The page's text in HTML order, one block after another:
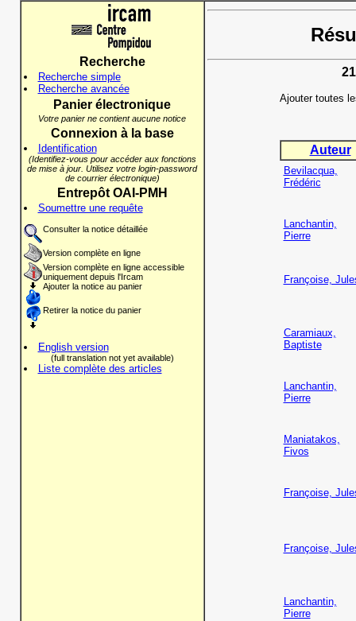
Recherche
Recherche simple
Recherche avancée
Panier électronique
Votre panier ne contient aucune notice
Connexion à la base
Identification
(Identifiez-vous pour accéder aux fonctions
de mise à jour. Utilisez votre login-password
de courrier électronique)
Entrepôt OAI-PMH
Soumettre une requête
Consulter la notice détaillée
Version complète en ligne
Version complète en ligne accessible
uniquement depuis l'Ircam
Ajouter la notice au panier
Retirer la notice du panier
English version
(full translation not yet available)
Liste complète des articles
Ajouter toutes
Auteur
Bevilacqua,
Frédéric
Lanchantin,
Pierre
Françoise,
Caramiaux,
Baptiste
Lanchantin,
Pierre
Maniatakos,
Fivos
Françoise,
Françoise,
Lanchantin,
Pierre